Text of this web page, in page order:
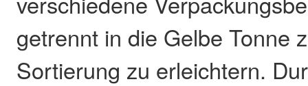
getrennt in die Gelbe Tonne
Sortierung zu erleichtern.